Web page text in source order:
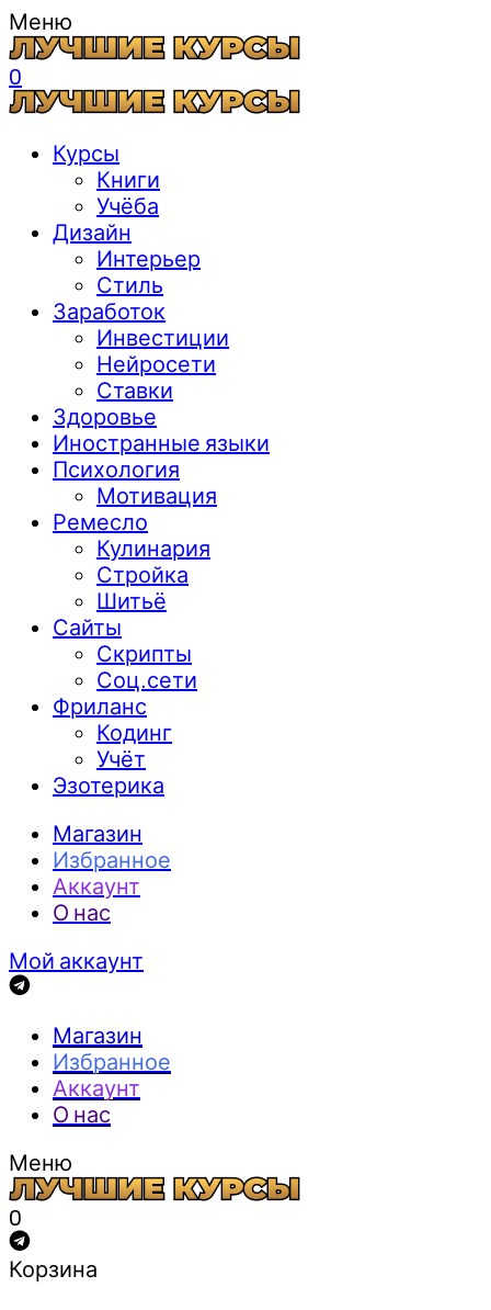
Меню
0
Курсы
Книги
Учёба
Дизайн
Интерьер
Стиль
Заработок
Инвестиции
Нейросети
Ставки
Здоровье
Иностранные языки
Психология
Мотивация
Ремесло
Кулинария
Стройка
Шитьё
Сайты
Скрипты
Соц.сети
Фриланс
Кодинг
Учёт
Эзотерика
Магазин
Избранное
Аккаунт
О нас
Мой аккаунт
Магазин
Избранное
Аккаунт
О нас
Меню
0
Корзина